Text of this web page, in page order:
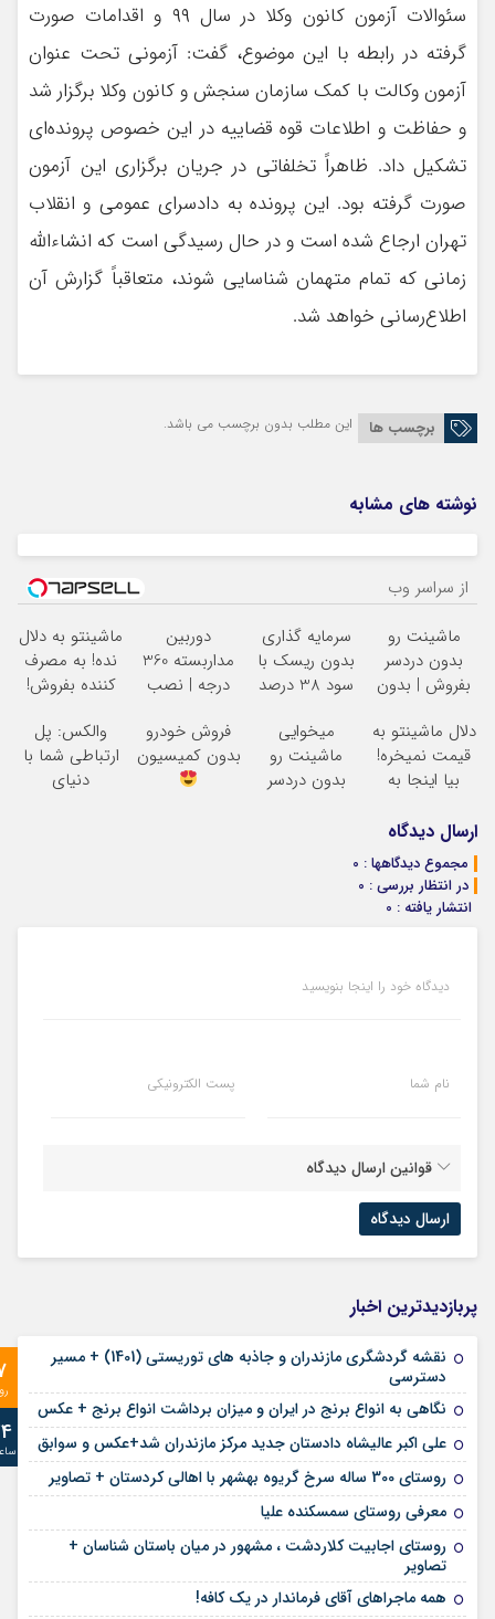
سئوالات آزمون کانون وکلا در سال ۹۹ و اقدامات صورت
گرفته در رابطه با این موضوع، گفت: آزمونی تحت عنوان
آزمون وکالت با کمک سازمان سنجش و کانون وکلا برگزار شد
و حفاظت و اطلاعات قوه قضاییه در این خصوص پرونده‌ای
تشکیل داد. ظاهراً تخلفاتی در جریان برگزاری این آزمون
صورت گرفته بود. این پرونده به دادسرای عمومی و انقلاب
تهران ارجاع شده است و در حال رسیدگی است که انشاءالله
زمانی که تمام متهمان شناسایی شوند، متعاقباً گزارش آن
اطلاع‌رسانی خواهد شد.
برچسب ها این مطلب بدون برچسب می باشد.
نوشته های مشابه
از سراسر وب
ماشینت رو
بدون دردسر
بفروش | بدون
سرمایه گذاری
بدون ریسک با
سود 38 درصد
دوربین
مداربسته 360
درجه | نصب
ماشینتو به دلال
نده! به مصرف
کننده بفروش!
یک تماس
دلال ماشینتو به
قیمت نمیخره!
بیا اینجا به
بفروش*فقط
خریدار واقعی*
میخوایی
ماشینت رو
بدون دردسر
فروش خودرو
بدون کمیسیون
والکس: پل
ارتباطی شما با
دنیای
ارسال دیدگاه
مجموع دیدگاهها : 0
در انتظار بررسی : 0
انتشار یافته : 0
دیدگاه خود را اینجا بنویسید
نام شما پست الکترونیکی
قوانین ارسال دیدگاه
پربازدیدترین اخبار
نقشه گردشگری مازندران و جاذبه های توریستی (1401) + مسیر
دسترسی
نگاهی به انواع برنج در ایران و میزان برداشت انواع برنج + عکس
علی‌ اکبر عالیشاه دادستان جدید مرکز مازندران شد+عکس و سوابق
روستای 300 ساله سرخ ‌گریوه بهشهر با اهالی کردستان + تصاویر
معرفی روستای سمسکنده علیا
روستای اجابیت کلاردشت ، مشهور در میان باستان شناسان +
تصاویر
همه ماجراهای آقای فرماندار در یک کافه!